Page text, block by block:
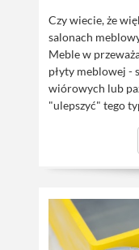
Czy wiecie, że
salonach
Meble w
płyty meblowej -
wiórowych lub
"ulepszyć" tego